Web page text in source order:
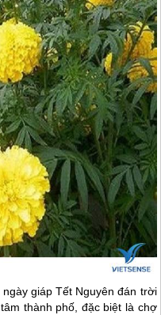
giáp Tết Nguyên đán trời
thành phố, đặc biệt là chợ